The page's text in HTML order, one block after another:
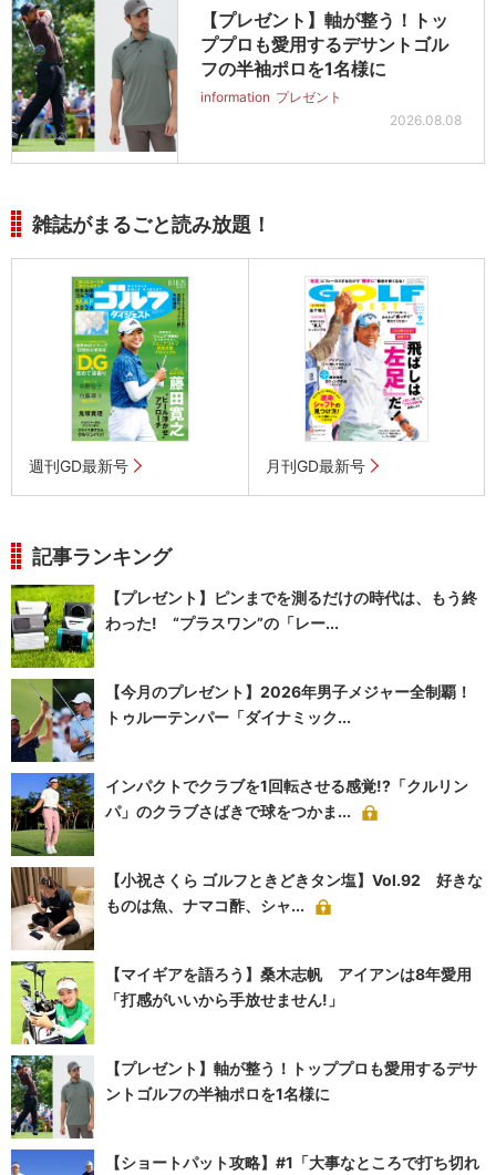
【プレゼント】軸が整う！トッ
ププロも愛用するデサントゴル
フの半袖ポロを1名様に
information プレゼント
2026.08.08
雑誌がまるごと読み放題！
週刊GD最新号 月刊GD最新号
記事ランキング
【プレゼント】ピンまでを測るだけの時代は、もう終
わった! “プラスワン”の「レー...
【今月のプレゼント】2026年男子メジャー全制覇！
トゥルーテンパー「ダイナミック...
インパクトでクラブを1回転させる感覚!?「クルリン
パ」のクラブさばきで球をつかま...
【小祝さくら ゴルフときどきタン塩】Vol.92 好きな
ものは魚、ナマコ酢、シャ...
【マイギアを語ろう】桑木志帆 アイアンは8年愛用
「打感がいいから手放せません!」
【プレゼント】軸が整う！トッププロも愛用するデサ
ントゴルフの半袖ポロを1名様に
【ショートパット攻略】#1「大事なところで打ち切れ